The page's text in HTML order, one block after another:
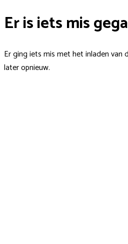
Er is iets mis
Er ging iets mis met het inladen van
later opnieuw.